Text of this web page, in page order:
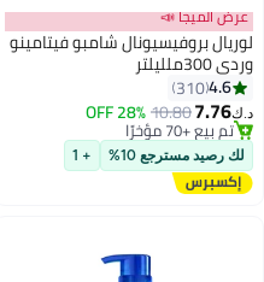
عرض الميجا 📣
لوريال بروفيسيونال شامبو فيتامينو
وردي 300ملليلتر
4.6
310
د.ك‏7.76
10.80
28% OFF
تم بيع +70 مؤخرًا
تم بيع +70 مؤخرًا
لك رصيد مسترجع 10% + 1